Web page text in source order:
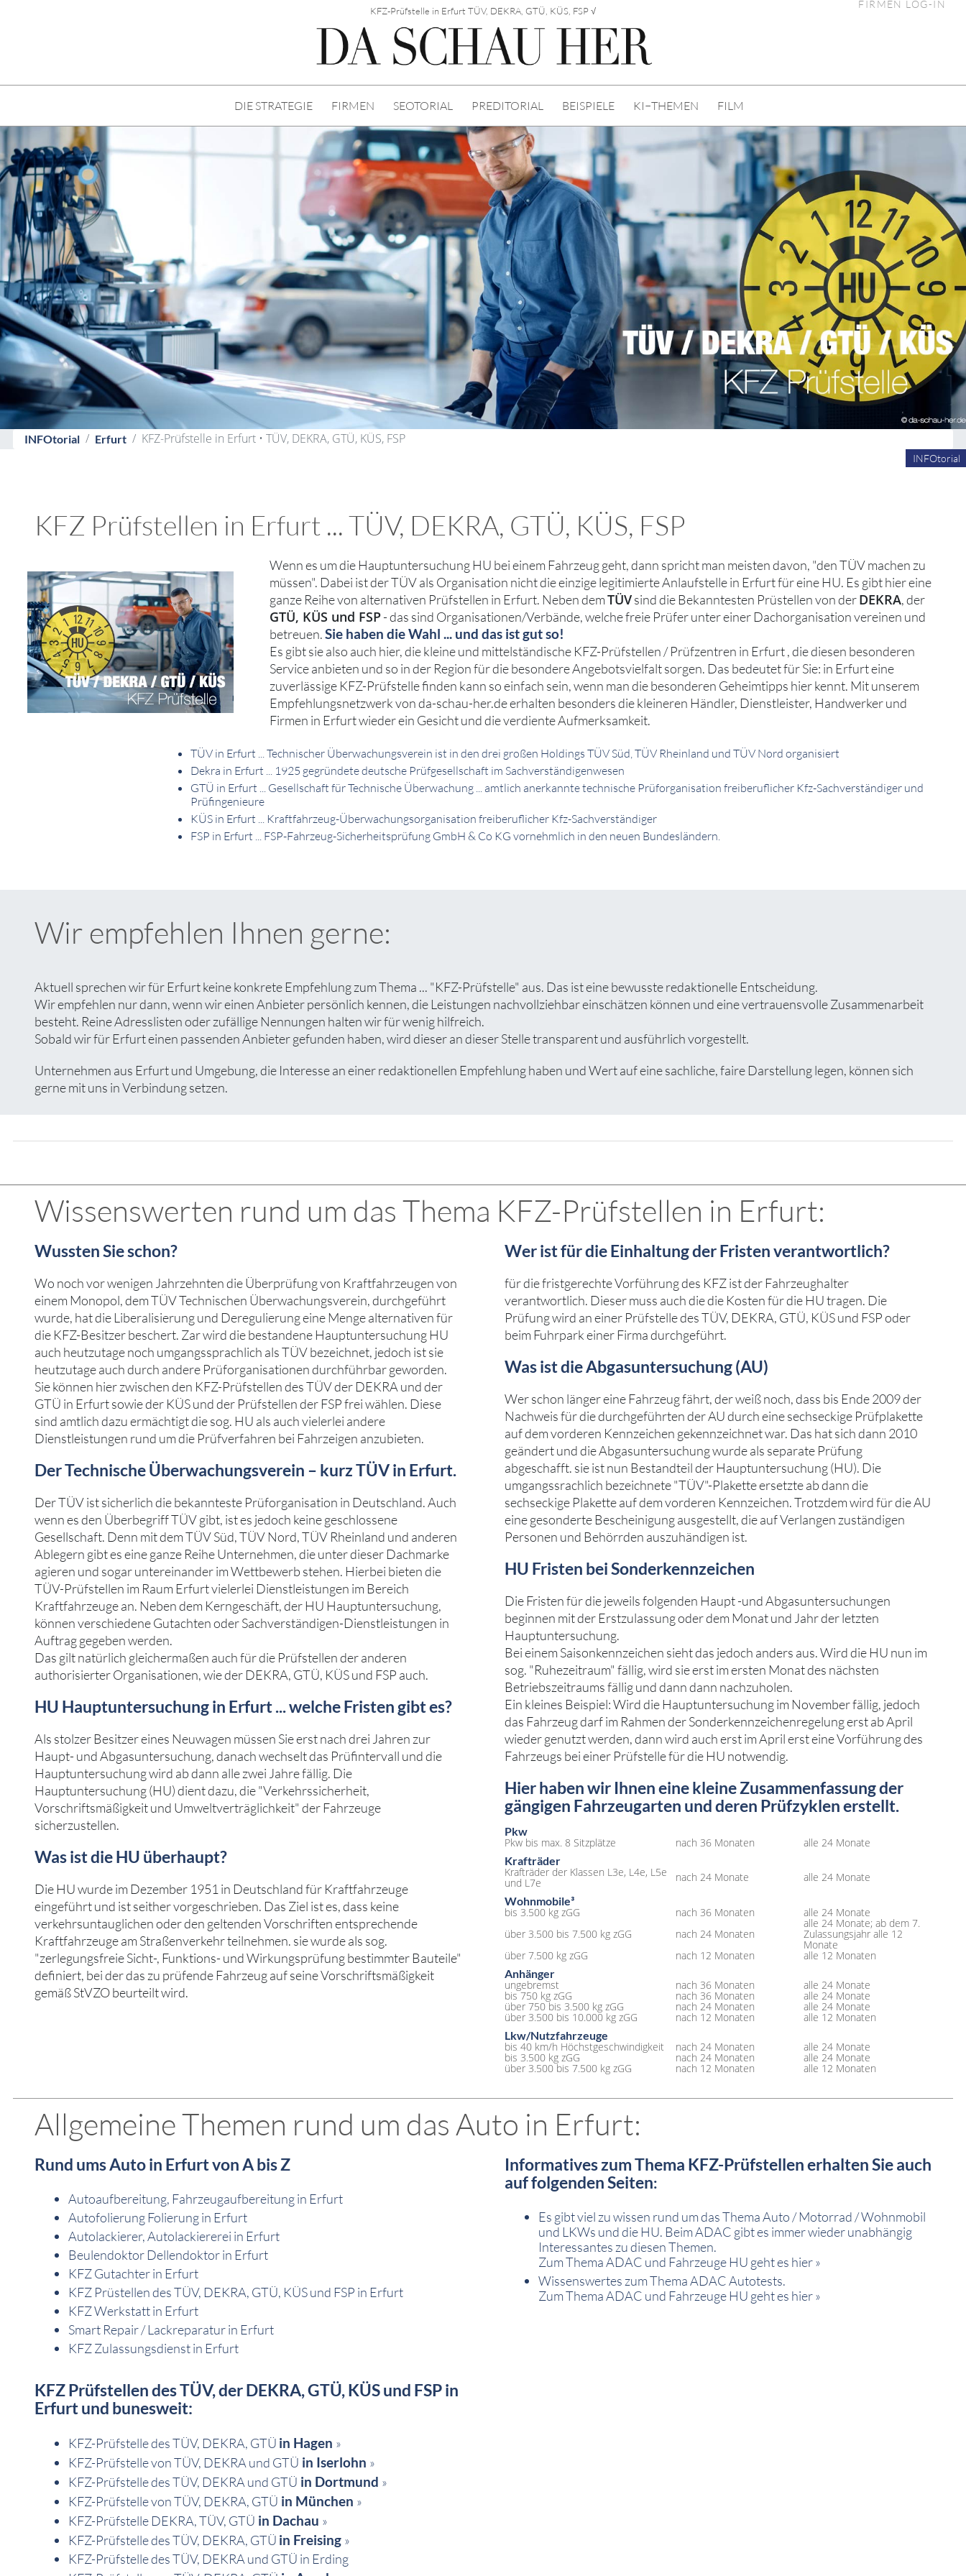
KFZ-Prüfstelle in Erfurt TÜV, DEKRA, GTÜ, KÜS, FSP √
FIRMEN LOG-IN
DIE STRATEGIE FIRMEN SEOTORIAL PREDITORIAL BEISPIELE KI−THEMEN FILM
INFOtorial Erfurt KFZ-Prüfstelle in Erfurt • TÜV, DEKRA, GTÜ, KÜS, FSP
INFOtorial
KFZ Prüfstellen in Erfurt ... TÜV, DEKRA, GTÜ, KÜS, FSP
Wenn es um die Hauptuntersuchung HU bei einem Fahrzeug geht, dann spricht man meisten davon, "den TÜV machen zu
müssen". Dabei ist der TÜV als Organisation nicht die einzige legitimierte Anlaufstelle in Erfurt für eine HU. Es gibt hier eine
ganze Reihe von alternativen Prüfstellen in Erfurt. Neben demTÜVsind die Bekanntesten Prüstellen von derDEKRA, der
GTÜ, KÜS und FSP- das sind Organisationen/Verbände, welche freie Prüfer unter einer Dachorganisation vereinen und
betreuen.Sie haben die Wahl ... und das ist gut so!
Es gibt sie also auch hier, die kleine und mittelständische KFZ-Prüfstellen / Prüfzentren in Erfurt , die diesen besonderen
Service anbieten und so in der Region für die besondere Angebotsvielfalt sorgen. Das bedeutet für Sie: in Erfurt eine
zuverlässige KFZ-Prüfstelle finden kann so einfach sein, wenn man die besonderen Geheimtipps hier kennt. Mit unserem
Empfehlungsnetzwerk von da-schau-her.de erhalten besonders die kleineren Händler, Dienstleister, Handwerker und
Firmen in Erfurt wieder ein Gesicht und die verdiente Aufmerksamkeit.
TÜV in Erfurt ... Technischer Überwachungsverein ist in den drei großen Holdings TÜV Süd, TÜV Rheinland und TÜV Nord organisiert
Dekra in Erfurt ... 1925 gegründete deutsche Prüfgesellschaft im Sachverständigenwesen
GTÜ in Erfurt ... Gesellschaft für Technische Überwachung ... amtlich anerkannte technische Prüforganisation freiberuflicher Kfz-Sachverständiger und
Prüfingenieure
KÜS in Erfurt ... Kraftfahrzeug-Überwachungsorganisation freiberuflicher Kfz-Sachverständiger
FSP in Erfurt ... FSP-Fahrzeug-Sicherheitsprüfung GmbH & Co KG vornehmlich in den neuen Bundesländern.
Wir empfehlen Ihnen gerne:
Aktuell sprechen wir für Erfurt keine konkrete Empfehlung zum Thema ... "KFZ-Prüfstelle" aus. Das ist eine bewusste redaktionelle Entscheidung.
Wir empfehlen nur dann, wenn wir einen Anbieter persönlich kennen, die Leistungen nachvollziehbar einschätzen können und eine vertrauensvolle Zusammenarbeit
besteht. Reine Adresslisten oder zufällige Nennungen halten wir für wenig hilfreich.
Sobald wir für Erfurt einen passenden Anbieter gefunden haben, wird dieser an dieser Stelle transparent und ausführlich vorgestellt.
Unternehmen aus Erfurt und Umgebung, die Interesse an einer redaktionellen Empfehlung haben und Wert auf eine sachliche, faire Darstellung legen, können sich
gerne mit uns in Verbindung setzen.
Wissenswerten rund um das Thema KFZ-Prüfstellen in Erfurt:
Wussten Sie schon?
Wo noch vor wenigen Jahrzehnten die Überprüfung von Kraftfahrzeugen von
einem Monopol, dem TÜV Technischen Überwachungsverein, durchgeführt
wurde, hat die Liberalisierung und Deregulierung eine Menge alternativen für
die KFZ-Besitzer beschert. Zar wird die bestandene Hauptuntersuchung HU
auch heutzutage noch umgangssprachlich als TÜV bezeichnet, jedoch ist sie
heutzutage auch durch andere Prüforganisationen durchführbar geworden.
Sie können hier zwischen den KFZ-Prüfstellen des TÜV der DEKRA und der
GTÜ in Erfurt sowie der KÜS und der Prüfstellen der FSP frei wählen. Diese
sind amtlich dazu ermächtigt die sog. HU als auch vielerlei andere
Dienstleistungen rund um die Prüfverfahren bei Fahrzeigen anzubieten.
Der Technische Überwachungsverein – kurz TÜV in Erfurt.
Der TÜV ist sicherlich die bekannteste Prüforganisation in Deutschland. Auch
wenn es den Überbegriff TÜV gibt, ist es jedoch keine geschlossene
Gesellschaft. Denn mit dem TÜV Süd, TÜV Nord, TÜV Rheinland und anderen
Ablegern gibt es eine ganze Reihe Unternehmen, die unter dieser Dachmarke
agieren und sogar untereinander im Wettbewerb stehen. Hierbei bieten die
TÜV-Prüfstellen im Raum Erfurt vielerlei Dienstleistungen im Bereich
Kraftfahrzeuge an. Neben dem Kerngeschäft, der HU Hauptuntersuchung,
können verschiedene Gutachten oder Sachverständigen-Dienstleistungen in
Auftrag gegeben werden.
Das gilt natürlich gleichermaßen auch für die Prüfstellen der anderen
authorisierter Organisationen, wie der DEKRA, GTÜ, KÜS und FSP auch.
HU Hauptuntersuchung in Erfurt ... welche Fristen gibt es?
Als stolzer Besitzer eines Neuwagen müssen Sie erst nach drei Jahren zur
Haupt- und Abgasuntersuchung, danach wechselt das Prüfintervall und die
Hauptuntersuchung wird ab dann alle zwei Jahre fällig. Die
Hauptuntersuchung (HU) dient dazu, die "Verkehrssicherheit,
Vorschriftsmäßigkeit und Umweltverträglichkeit" der Fahrzeuge
sicherzustellen.
Was ist die HU überhaupt?
Die HU wurde im Dezember 1951 in Deutschland für Kraftfahrzeuge
eingeführt und ist seither vorgeschrieben. Das Ziel ist es, dass keine
verkehrsuntauglichen oder den geltenden Vorschriften entsprechende
Kraftfahrzeuge am Straßenverkehr teilnehmen. sie wurde als sog.
"zerlegungsfreie Sicht-, Funktions- und Wirkungsprüfung bestimmter Bauteile"
definiert, bei der das zu prüfende Fahrzeug auf seine Vorschriftsmäßigkeit
gemäß StVZO beurteilt wird.
Wer ist für die Einhaltung der Fristen verantwortlich?
für die fristgerechte Vorführung des KFZ ist der Fahrzeughalter
verantwortlich. Dieser muss auch die die Kosten für die HU tragen. Die
Prüfung wird an einer Prüfstelle des TÜV, DEKRA, GTÜ, KÜS und FSP oder
beim Fuhrpark einer Firma durchgeführt.
Was ist die Abgasuntersuchung (AU)
Wer schon länger eine Fahrzeug fährt, der weiß noch, dass bis Ende 2009 der
Nachweis für die durchgeführten der AU durch eine sechseckige Prüfplakette
auf dem vorderen Kennzeichen gekennzeichnet war. Das hat sich dann 2010
geändert und die Abgasuntersuchung wurde als separate Prüfung
abgeschafft. sie ist nun Bestandteil der Hauptuntersuchung (HU). Die
umgangssrachlich bezeichnete "TÜV"-Plakette ersetzte ab dann die
sechseckige Plakette auf dem vorderen Kennzeichen. Trotzdem wird für die AU
eine gesonderte Bescheinigung ausgestellt, die auf Verlangen zuständigen
Personen und Behörrden auszuhändigen ist.
HU Fristen bei Sonderkennzeichen
Die Fristen für die jeweils folgenden Haupt -und Abgasuntersuchungen
beginnen mit der Erstzulassung oder dem Monat und Jahr der letzten
Hauptuntersuchung.
Bei einem Saisonkennzeichen sieht das jedoch anders aus. Wird die HU nun im
sog. "Ruhezeitraum" fällig, wird sie erst im ersten Monat des nächsten
Betriebszeitraums fällig und dann dann nachzuholen.
Ein kleines Beispiel: Wird die Hauptuntersuchung im November fällig, jedoch
das Fahrzeug darf im Rahmen der Sonderkennzeichenregelung erst ab April
wieder genutzt werden, dann wird auch erst im April erst eine Vorführung des
Fahrzeugs bei einer Prüfstelle für die HU notwendig.
Hier haben wir Ihnen eine kleine Zusammenfassung der
gängigen Fahrzeugarten und deren Prüfzyklen erstellt.
Pkw
Pkw bis max. 8 Sitzplätze
nach 36 Monaten
alle 24 Monate
Krafträder
Krafträder der Klassen L3e, L4e, L5e
und L7e nach 24 Monate
alle 24 Monate
Wohnmobile³
bis 3.500 kg zGG
nach 36 Monaten
alle 24 Monate
über 3.500 bis 7.500 kg zGG
nach 24 Monaten
alle 24 Monate; ab dem 7.
Zulassungsjahr alle 12
Monate
über 7.500 kg zGG nach 12 Monaten
alle 12 Monaten
Anhänger
ungebremst
nach 36 Monaten alle 24 Monate
bis 750 kg zGG nach 36 Monaten alle 24 Monate
über 750 bis 3.500 kg zGG nach 24 Monaten alle 24 Monate
über 3.500 bis 10.000 kg zGG nach 12 Monaten
alle 12 Monaten
Lkw/Nutzfahrzeuge
bis 40 km/h Höchstgeschwindigkeit
nach 24 Monaten alle 24 Monate
bis 3.500 kg zGG nach 24 Monaten alle 24 Monate
über 3.500 bis 7.500 kg zGG nach 12 Monaten alle 12 Monaten
Allgemeine Themen rund um das Auto in Erfurt:
Rund ums Auto in Erfurt von A bis Z
Autoaufbereitung, Fahrzeugaufbereitung in Erfurt
Autofolierung Folierung in Erfurt
Autolackierer, Autolackiererei in Erfurt
Beulendoktor Dellendoktor in Erfurt
KFZ Gutachter in Erfurt
KFZ Prüstellen des TÜV, DEKRA, GTÜ, KÜS und FSP in Erfurt
KFZ Werkstatt in Erfurt
Smart Repair / Lackreparatur in Erfurt
KFZ Zulassungsdienst in Erfurt
Informatives zum Thema KFZ-Prüfstellen erhalten Sie auch
auf folgenden Seiten:
Es gibt viel zu wissen rund um das Thema Auto / Motorrad / Wohnmobil
und LKWs und die HU. Beim ADAC gibt es immer wieder unabhängig
Interessantes zu diesen Themen.
Zum Thema ADAC und Fahrzeuge HU geht es hier »
Wissenswertes zum Thema ADAC Autotests.
Zum Thema ADAC und Fahrzeuge HU geht es hier »
KFZ Prüfstellen des TÜV, der DEKRA, GTÜ, KÜS und FSP in
Erfurt und bunesweit:
KFZ-Prüfstelle des TÜV, DEKRA, GTÜ in Hagen »
KFZ-Prüfstelle von TÜV, DEKRA und GTÜ in Iserlohn »
KFZ-Prüfstelle des TÜV, DEKRA und GTÜ in Dortmund »
KFZ-Prüfstelle von TÜV, DEKRA, GTÜ in München »
KFZ-Prüfstelle DEKRA, TÜV, GTÜ in Dachau »
KFZ-Prüfstelle des TÜV, DEKRA, GTÜ in Freising »
KFZ-Prüfstelle des TÜV, DEKRA und GTÜ in Erding